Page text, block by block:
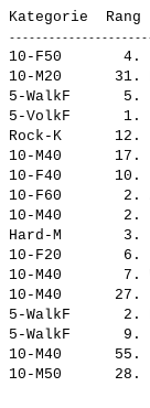
10-F50       4.
10-M20      31.
5-WalkF      5.
5-VolkF      1.
Rock-K      12.
10-M40      17.
10-F40      10.
10-F60       2.
10-M40       2.
Hard-M       3.
10-F20       6.
10-M40       7.
10-M40      27.
5-WalkF      2.
5-WalkF      9.
10-M40      55.
10-M50      28.